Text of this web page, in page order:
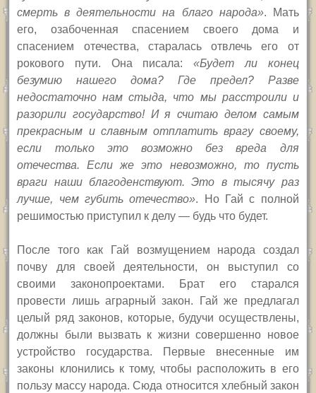
смерть в деятельности на благо народа». Мать
его, озабоченная спасением своего дома и
спасением отечества, старалась отвлечь его от
рокового пути. Она писала:«Будет ли конец
безумию нашего дома? Где предел? Разве
недостаточно нам стыда, что мы расстроили и
разорили государство! И я считаю делом самым
прекрасным и славным отплатить врагу своему,
если только это возможно без вреда для
отечества. Если же это невозможно, то пусть
враги наши благоденствуют. Это в тысячу раз
лучше, чем губить отечество». Но Гай с полной
решимостью приступил к делу — будь что будет.
После того как Гай возмущением народа создал
почву для своей деятельности, он выступил со
своими законопроектами. Брат его старался
провести лишь аграрный закон. Гай же предлагал
целый ряд законов, которые, будучи осуществлены,
должны были вызвать к жизни совершенно новое
устройство государства. Первые внесенные им
законы клонились к тому, чтобы расположить в его
пользу массу народа. Сюда относится хлебный закон